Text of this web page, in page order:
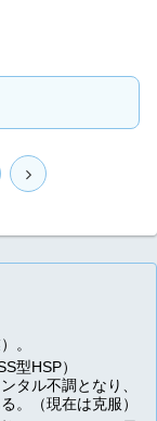
。
型HSP）
タル不調となり、
。（現在は克服）